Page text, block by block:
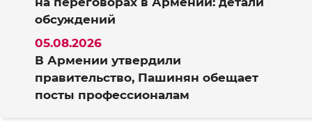
обсуждений
В Армении утвердили
правительство, Пашинян обещает
посты профессионалам
05.08.2026